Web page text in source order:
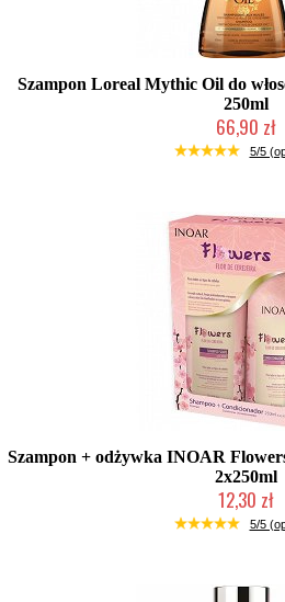
Szampon Loreal Mythic Oil do
250ml
66,90 zł
Chwilowo 5/5
Szampon + odżywka INOAR
2x250ml
12,30 zł
Produkt 5/5